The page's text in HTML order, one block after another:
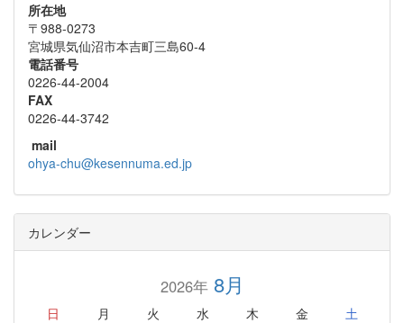
所在地
〒988-0273
宮城県気仙沼市本吉町三島60-4
電話番号
0226-44-2004
FAX
0226-44-3742
mail
ohya-chu@kesennuma.ed.jp
カレンダー
2026年8月
日 月 火 水 木 金 土